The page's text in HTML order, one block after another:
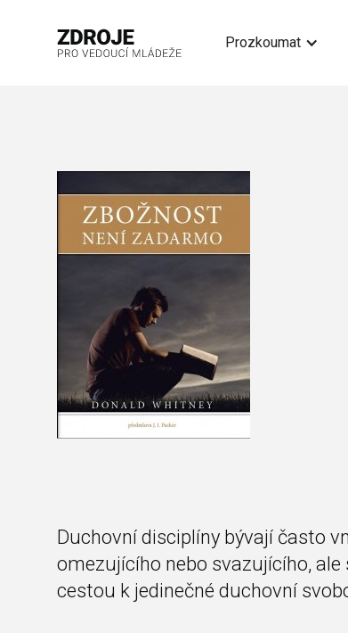
Prozkoumat
Duchovní disciplíny bývají často
omezujícího nebo svazujícího,
cestou k jedinečné duchovní